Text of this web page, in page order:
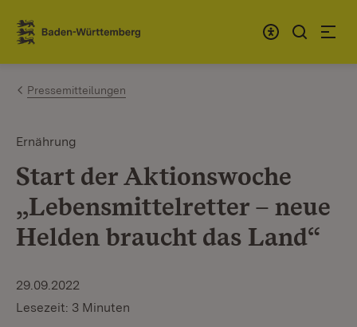
Zum Inhalt springen
Link zur Startseite
Pressemitteilungen
Ernährung
Start der Aktionswoche
„Lebensmittelretter – neue
Helden braucht das Land“
29.09.2022
Lesezeit: 3 Minuten